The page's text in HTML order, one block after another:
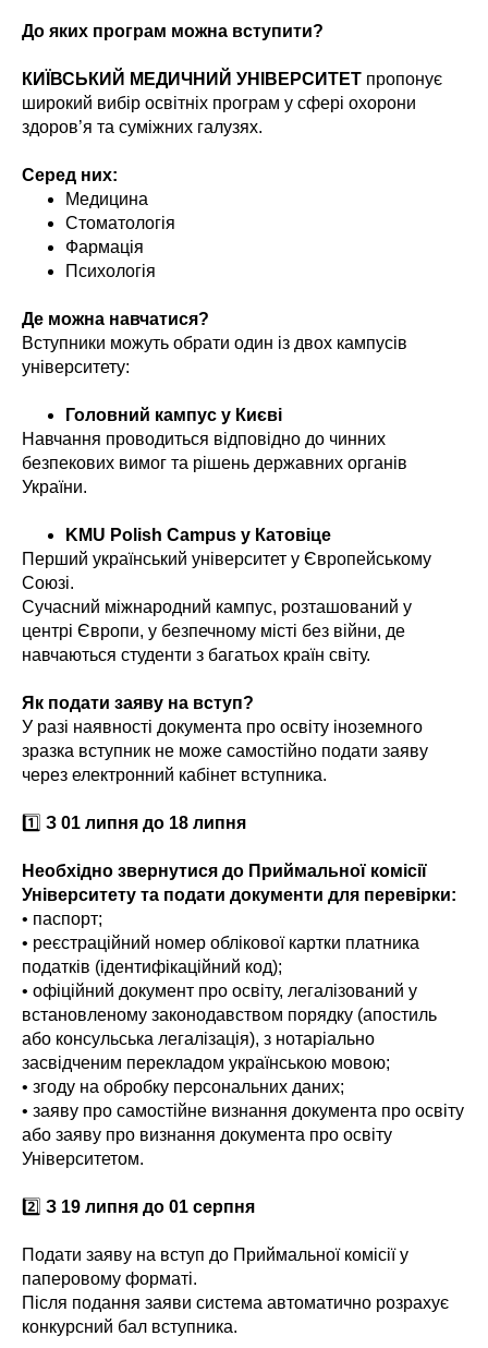
До яких програм можна вступити?
КИЇВСЬКИЙ МЕДИЧНИЙ УНІВЕРСИТЕТ пропонує
широкий вибір освітніх програм у сфері охорони
здоров’я та суміжних галузях.
Серед них:
Медицина
Стоматологія
Фармація
Психологія
Де можна навчатися?
Вступники можуть обрати один із двох кампусів
університету:
Головний кампус у Києві
Навчання проводиться відповідно до чинних
безпекових вимог та рішень державних органів
України.
KMU Polish Campus у Катовіце
Перший український університет у Європейському
Союзі.
Сучасний міжнародний кампус, розташований у
центрі Європи, у безпечному місті без війни, де
навчаються студенти з багатьох країн світу.
Як подати заяву на вступ?
У разі наявності документа про освіту іноземного
зразка вступник не може самостійно подати заяву
через електронний кабінет вступника.
1️⃣ З 01 липня до 18 липня
Необхідно звернутися до Приймальної комісії
Університету та подати документи для перевірки:
• паспорт;
• реєстраційний номер облікової картки платника
податків (ідентифікаційний код);
• офіційний документ про освіту, легалізований у
встановленому законодавством порядку (апостиль
або консульська легалізація), з нотаріально
засвідченим перекладом українською мовою;
• згоду на обробку персональних даних;
• заяву про самостійне визнання документа про освіту
або заяву про визнання документа про освіту
Університетом.
2️⃣ З 19 липня до 01 серпня
Подати заяву на вступ до Приймальної комісії у
паперовому форматі.
Після подання заяви система автоматично розрахує
конкурсний бал вступника.